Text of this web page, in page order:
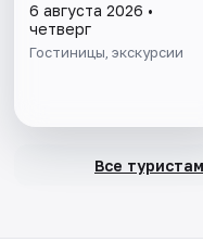
6 августа 2026 •
четверг
Гостиницы, экскурсии
Все